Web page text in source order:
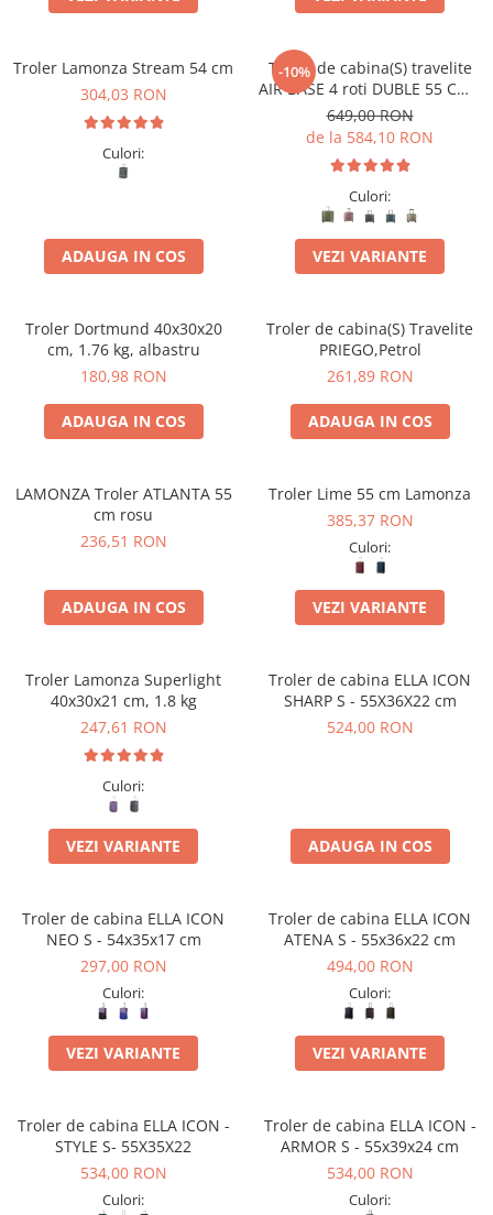
Business Travel
Reduceri bagaje
Troler Lamonza Stream 54 cm
304,03 RON
Culori:
ADAUGA IN COS
-10%
Troler de cabina(S) travelite
AIR BASE 4 roti DUBLE 55 CM -
S
649,00 RON
de la 584,10 RON
Culori:
VEZI VARIANTE
Troler Dortmund 40x30x20
cm, 1.76 kg, albastru
180,98 RON
ADAUGA IN COS
Troler de cabina(S) Travelite
PRIEGO,Petrol
261,89 RON
ADAUGA IN COS
LAMONZA Troler ATLANTA 55
cm rosu
236,51 RON
ADAUGA IN COS
Troler Lime 55 cm Lamonza
385,37 RON
Culori:
VEZI VARIANTE
Troler Lamonza Superlight
40x30x21 cm, 1.8 kg
247,61 RON
Culori:
VEZI VARIANTE
Troler de cabina ELLA ICON
SHARP S - 55X36X22 cm
524,00 RON
ADAUGA IN COS
Troler de cabina ELLA ICON
NEO S - 54x35x17 cm
297,00 RON
Culori:
VEZI VARIANTE
Troler de cabina ELLA ICON
ATENA S - 55x36x22 cm
494,00 RON
Culori:
VEZI VARIANTE
Troler de cabina ELLA ICON -
STYLE S- 55X35X22
534,00 RON
Culori:
Troler de cabina ELLA ICON -
ARMOR S - 55x39x24 cm
534,00 RON
Culori: